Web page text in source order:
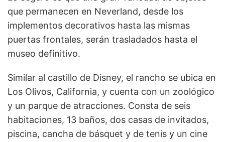
que permanecen en Neverland, desde los
implementos decorativos hasta las mismas
puertas frontales, serán trasladados hasta el
museo definitivo.
Similar al castillo de Disney, el rancho se ubica en
Los Olivos, California, y cuenta con un zoológico
y un parque de atracciones. Consta de seis
habitaciones, 13 baños, dos casas de invitados,
piscina, cancha de básquet y de tenis y un cine